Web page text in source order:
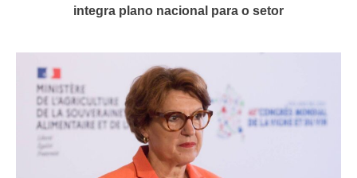
integra plano nacional para o setor